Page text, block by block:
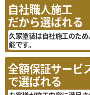
自社職人施工
だから選ばれる
久家塗装は自社施工のた
能です。
全額保証サービ
で選ばれる